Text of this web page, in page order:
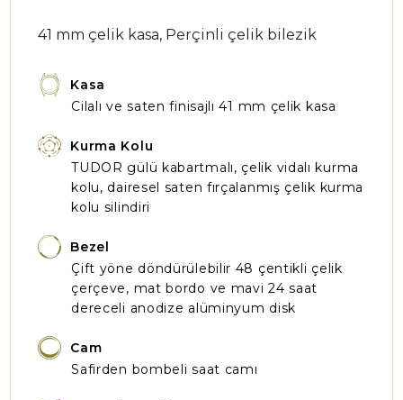
41 mm çelik kasa, Perçinli çelik bilezik
Kasa
Cilalı ve saten finisajlı 41 mm çelik kasa
Kurma Kolu
TUDOR gülü kabartmalı, çelik vidalı kurma
kolu, dairesel saten fırçalanmış çelik kurma
kolu silindiri
Bezel
Çift yöne döndürülebilir 48 çentikli çelik
çerçeve, mat bordo ve mavi 24 saat
dereceli anodize alüminyum disk
Cam
Safirden bombeli saat camı